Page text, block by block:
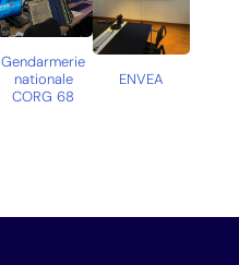
Gendarmerie
nationale
CORG 68
ENVEA